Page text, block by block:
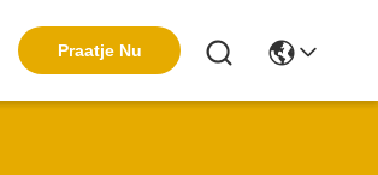
Praatje Nu